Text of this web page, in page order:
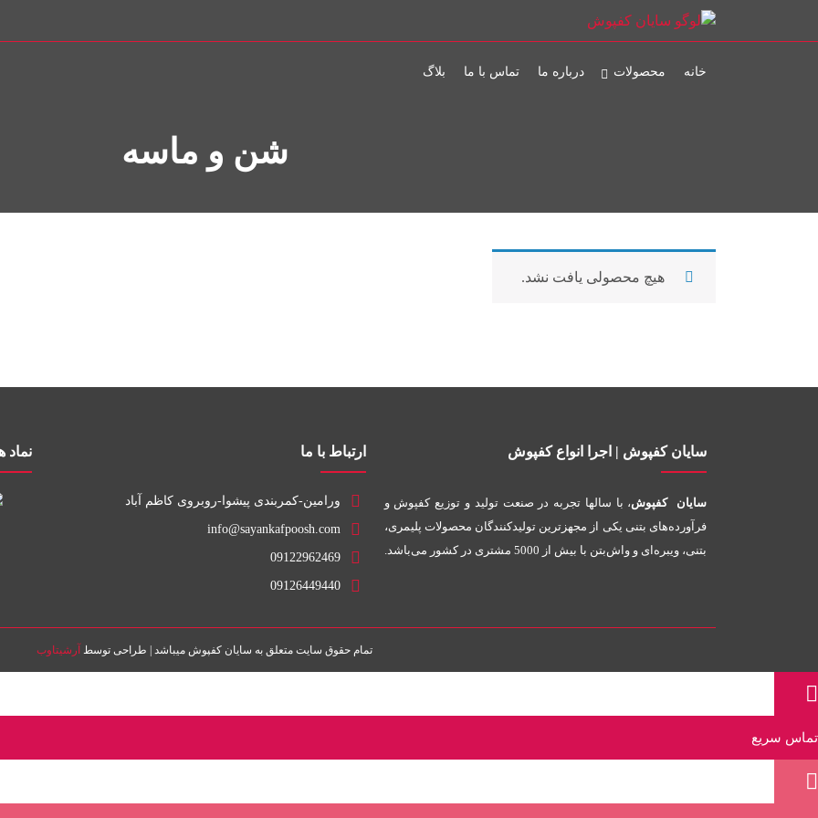
خانه محصولات درباره ما تماس با ما بلاگ
شن و ماسه
هیچ محصولی یافت نشد.
سایان کفپوش | اجرا انواع کفپوش
سایان کفپوش، با سالها تجربه در صنعت تولید و توزیع کفپوش و
فرآورده‌های بتنی یکی از مجهزترین تولیدکنندگان محصولات پلیمری،
بتنی، ویبره‌ای و واش‌بتن با بیش از 5000 مشتری در کشور می‌باشد.
ارتباط با ما
ورامین-کمربندی پیشوا-روبروی کاظم آباد
info@sayankafpoosh.com
09122962469
09126449440
نماد
تمام حقوق سایت متعلق به سایان کفپوش میباشد | طراحی توسط آرشیتاوب
تماس سریع